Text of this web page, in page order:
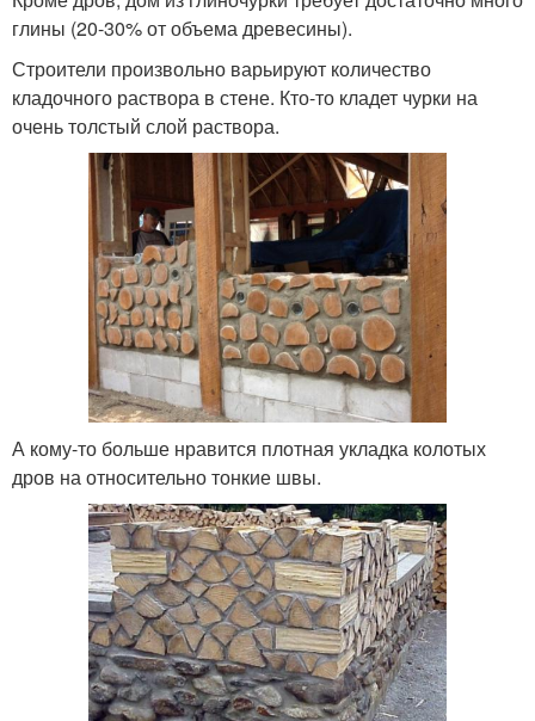
глины (20-30% от объема древесины).
Строители произвольно варьируют количество
кладочного раствора в стене. Кто-то кладет чурки на
очень толстый слой раствора.
А кому-то больше нравится плотная укладка колотых
дров на относительно тонкие швы.